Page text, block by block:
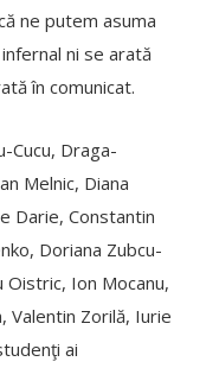
ne putem asuma
ni se arată
în comunicat.
Cucu, Draga-
Melnic, Diana
Darie, Constantin
Doriana Zubcu-
Oistric, Ion Mocanu,
Valentin Zorilă, Iurie
ai